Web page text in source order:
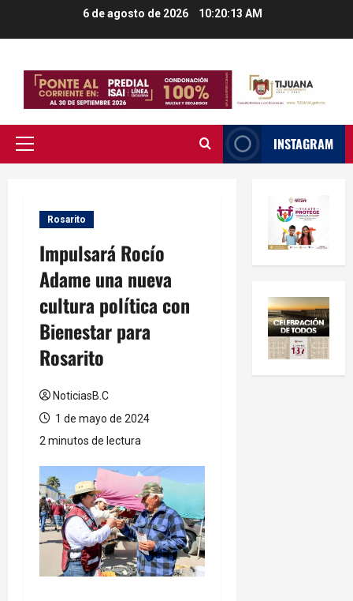
6 de agosto de 2026 10:20:14 AM
Menú
INSTAGRAM
Rosarito
Impulsará Rocío
Adame una nueva
cultura política con
Bienestar para
Rosarito
NoticiasB.C
1 de mayo de 2024
2 minutos de lectura